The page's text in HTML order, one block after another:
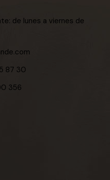
de lunes a viernes de
87 30
356